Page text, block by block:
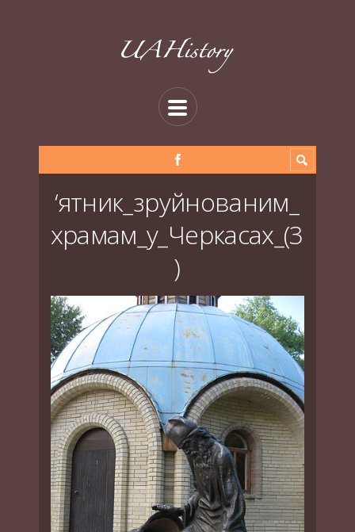
‘ятник_зруйнованим_
храмам_у_Черкасах_(3
)